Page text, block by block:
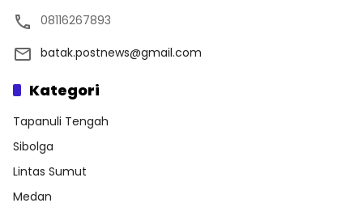
08116267893
batak.postnews@gmail.com
Kategori
Tapanuli Tengah
Sibolga
Lintas Sumut
Medan